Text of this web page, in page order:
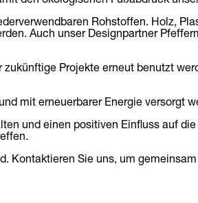
Rohstoffen. Holz,
Auch unser Designpartner
Projekte erneut benutzt
mit erneuerbarer Energie versorgt
und einen positiven Einfluss auf
Kontaktieren Sie uns, um